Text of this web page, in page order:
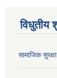
विधुतीय
सामाजिक